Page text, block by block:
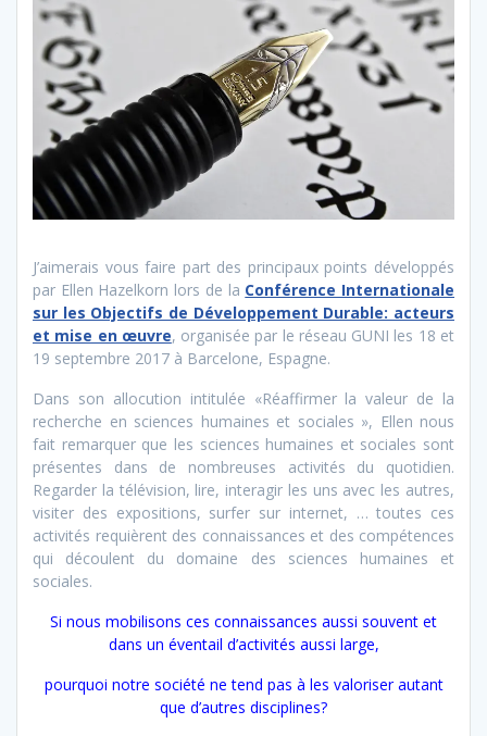
J’aimerais vous faire part des principaux points développés
par Ellen Hazelkorn lors de la Conférence Internationale
sur les Objectifs de Développement Durable: acteurs
et mise en œuvre, organisée par le réseau GUNI les 18 et
19 septembre 2017 à Barcelone, Espagne.
Dans son allocution intitulée «Réaffirmer la valeur de la
recherche en sciences humaines et sociales », Ellen nous
fait remarquer que les sciences humaines et sociales sont
présentes dans de nombreuses activités du quotidien.
Regarder la télévision, lire, interagir les uns avec les autres,
visiter des expositions, surfer sur internet, … toutes ces
activités requièrent des connaissances et des compétences
qui découlent du domaine des sciences humaines et
sociales.
Si nous mobilisons ces connaissances aussi souvent et
dans un éventail d’activités aussi large,
pourquoi notre société ne tend pas à les valoriser autant
que d’autres disciplines?